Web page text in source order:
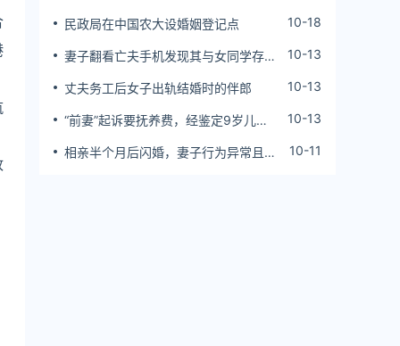
民政局在中国农大设婚姻登记点 10-18
妻子翻看亡夫手机发现其与女同学存婚
10-13
丈夫务工后女子出轨结婚时的伴郎 10-13
“前妻”起诉要抚养费，经鉴定9岁儿子
10-13
相亲半个月后闪婚，妻子行为异常且持
10-11